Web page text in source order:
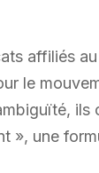
affiliés
le
ils
», une